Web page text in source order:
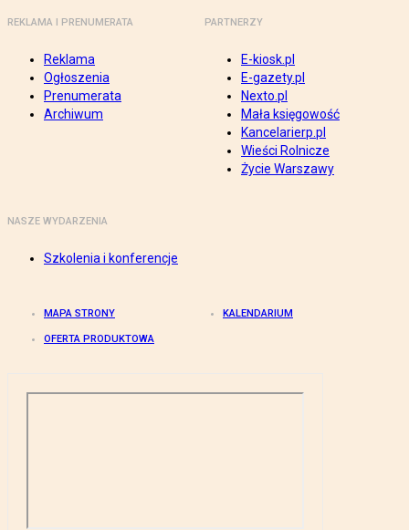
REKLAMA I PRENUMERATA
Reklama
Ogłoszenia
Prenumerata
Archiwum
PARTNERZY
E-kiosk.pl
E-gazety.pl
Nexto.pl
Mała księgowość
Kancelarierp.pl
Wieści Rolnicze
Życie Warszawy
NASZE WYDARZENIA
Szkolenia i konferencje
MAPA STRONY KALENDARIUM
OFERTA PRODUKTOWA